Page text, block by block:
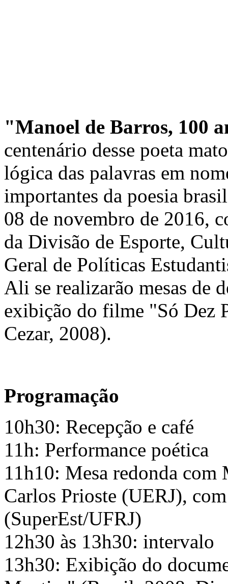
"Manoel de Barros, 100
centenário desse poeta
lógica das palavras em
importantes da poesia
08 de novembro de 2016,
da Divisão de Esporte,
Geral de Políticas
Ali se realizarão mesas de
exibição do filme "Só Dez
Cezar, 2008).
Programação
10h30: Recepção e café
11h: Performance poética
11h10: Mesa redonda com
Carlos Prioste (UERJ),
(SuperEst/UFRJ)
12h30 às 13h30: intervalo
13h30: Exibição do